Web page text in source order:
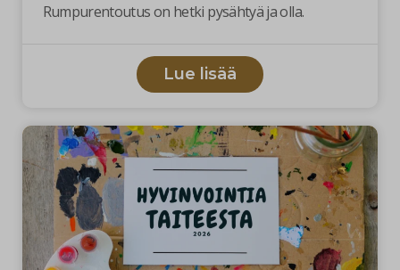
Rumpurentoutus on hetki pysähtyä ja olla.
Lue lisää